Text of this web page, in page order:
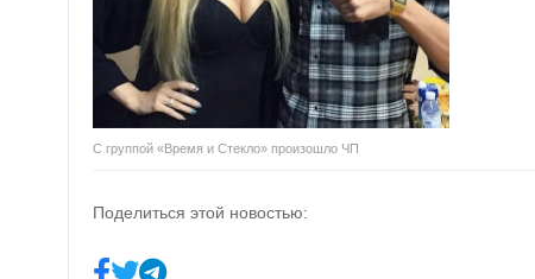
С группой «Время и Стекло» произошло ЧП
Поделиться этой новостью: